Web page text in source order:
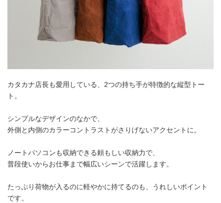
カタカナ店長も愛用している、2つの持ち手が特徴的な縦型トー
ト。
シンプルなデザインのなかで、
外側と内側のカラーコントラストがさりげないアクセントに。
ノートパソコンも収納できる頼もしい収納力で、
普段使いからお仕事まで幅広いシーンで活躍します。
たっぷり荷物が入るのに軽やかに持てるのも、うれしいポイント
です。